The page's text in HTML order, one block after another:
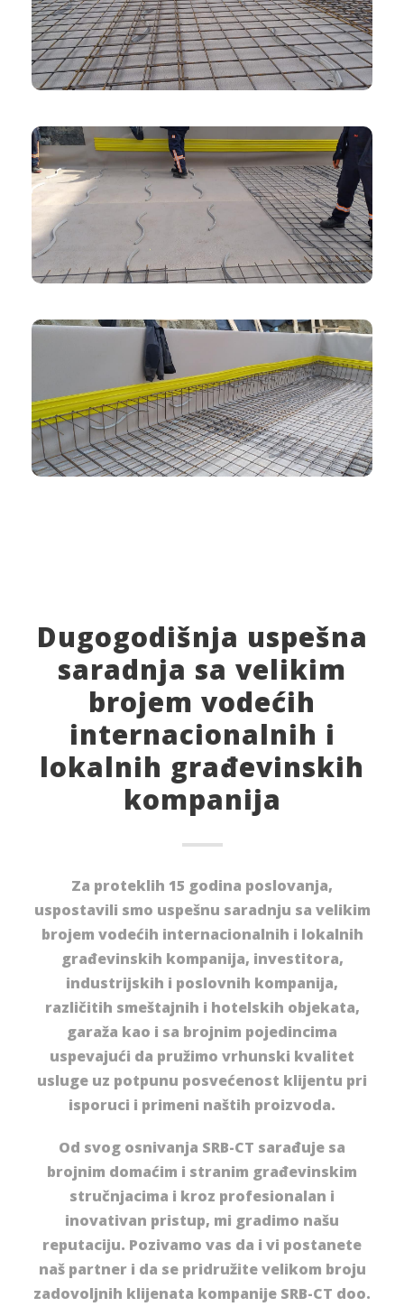
Dugogodišnja uspešna
saradnja sa velikim
brojem vodećih
internacionalnih i
lokalnih građevinskih
kompanija
Za proteklih 15 godina poslovanja,
uspostavili smo uspešnu saradnju sa velikim
brojem vodećih internacionalnih i lokalnih
građevinskih kompanija, investitora,
industrijskih i poslovnih kompanija,
različitih smeštajnih i hotelskih objekata,
garaža kao i sa brojnim pojedincima
uspevajući da pružimo vrhunski kvalitet
usluge uz potpunu posvećenost klijentu pri
isporuci i primeni naštih proizvoda.
Od svog osnivanja SRB-CT sarađuje sa
brojnim domaćim i stranim građevinskim
stručnjacima i kroz profesionalan i
inovativan pristup, mi gradimo našu
reputaciju. Pozivamo vas da i vi postanete
naš partner i da se pridružite velikom broju
zadovoljnih klijenata kompanije SRB-CT doo.